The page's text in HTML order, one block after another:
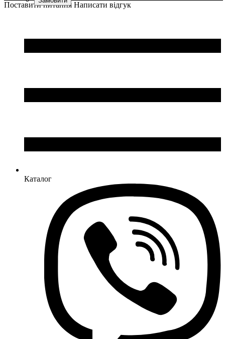
Виробник: Macron
Колір: Чорний
Поставити питання Написати відгук
Каталог